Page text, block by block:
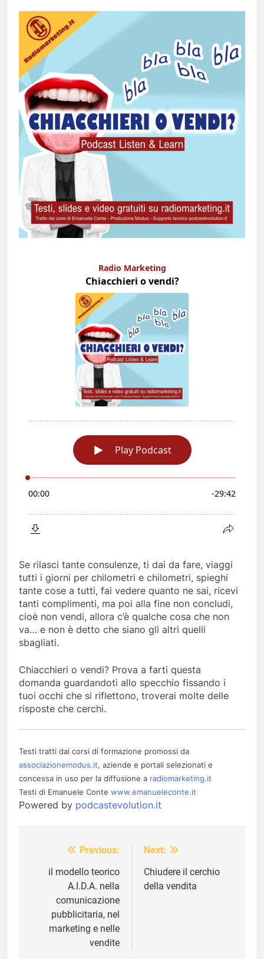
Se rilasci tante consulenze, ti dai da fare, viaggi
tutti i giorni per chilometri e chilometri, spieghi
tante cose a tutti, fai vedere quanto ne sai, ricevi
tanti complimenti, ma poi alla fine non concludi,
cioè non vendi, allora c’è qualche cosa che non
va… e non è detto che siano gli altri quelli
sbagliati.
Chiacchieri o vendi? Prova a farti questa
domanda guardandoti allo specchio fissando i
tuoi occhi che si riflettono, troverai molte delle
risposte che cerchi.
Testi tratti dai corsi di formazione promossi da
associazionemodus.it, aziende e portali selezionati e
concessa in uso per la diffusione a radiomarketing.it
Testi di Emanuele Conte www.emanueleconte.it
Powered by podcastevolution.it
Navigazione
articoli
Previous:
il modello teorico
A.I.D.A. nella
comunicazione
pubblicitaria, nel
marketing e nelle
vendite
Next:
Chiudere il cerchio
della vendita